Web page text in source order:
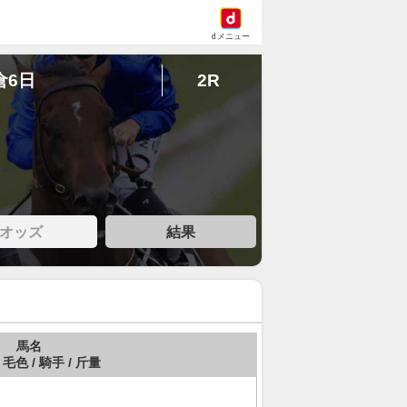
dメニュー
6日 2R
オッズ 結果
馬名
色 / 騎手 / 斤量